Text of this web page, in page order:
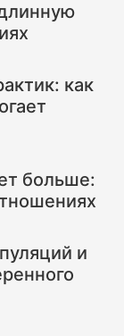
как
больше:
и